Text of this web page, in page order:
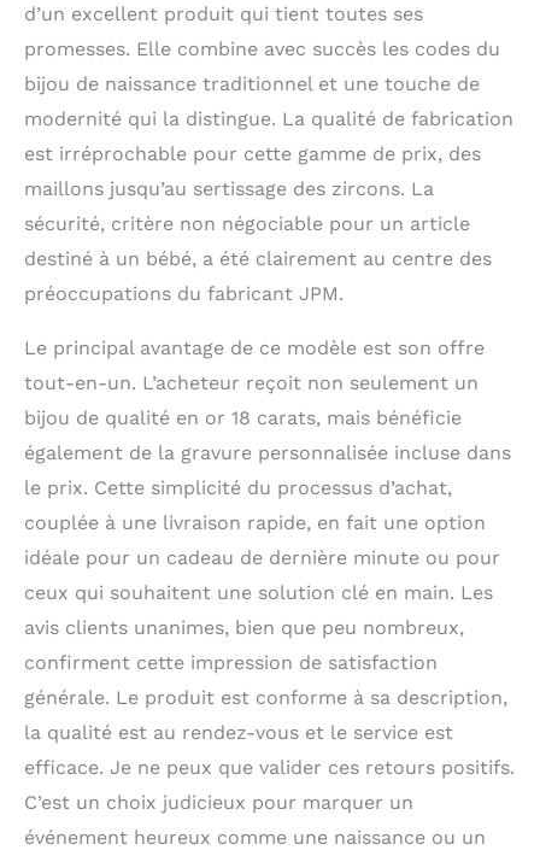
d’un excellent produit qui tient toutes ses
promesses. Elle combine avec succès les codes du
bijou de naissance traditionnel et une touche de
modernité qui la distingue. La qualité de fabrication
est irréprochable pour cette gamme de prix, des
maillons jusqu’au sertissage des zircons. La
sécurité, critère non négociable pour un article
destiné à un bébé, a été clairement au centre des
préoccupations du fabricant JPM.
Le principal avantage de ce modèle est son offre
tout-en-un. L’acheteur reçoit non seulement un
bijou de qualité en or 18 carats, mais bénéficie
également de la gravure personnalisée incluse dans
le prix. Cette simplicité du processus d’achat,
couplée à une livraison rapide, en fait une option
idéale pour un cadeau de dernière minute ou pour
ceux qui souhaitent une solution clé en main. Les
avis clients unanimes, bien que peu nombreux,
confirment cette impression de satisfaction
générale. Le produit est conforme à sa description,
la qualité est au rendez-vous et le service est
efficace. Je ne peux que valider ces retours positifs.
C’est un choix judicieux pour marquer un
événement heureux comme une naissance ou un